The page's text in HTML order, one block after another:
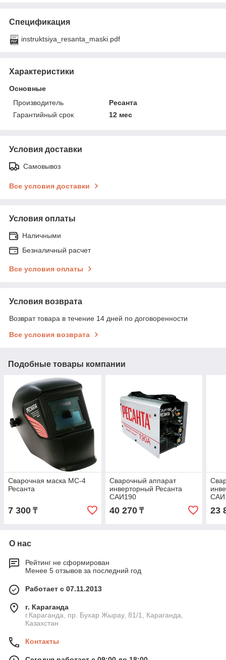
Спецификация
instruktsiya_resanta_maski.pdf
Характеристики
Основные
Производитель
Ресанта
Гарантийный срок
12 мес
Условия доставки
Самовывоз
Все условия доставки
Условия оплаты
Наличными
Безналичный расчет
Все условия оплаты
Условия возврата
Возврат товара в течение 14 дней по договоренности
Все условия возврата
Подобные товары компании
Сварочная маска МС-4
Ресанта
7 300 ₸
Сварочный аппарат
инверторный Ресанта
САИ190
40 270₸ 23
О нас
Рейтинг не сформирован
Менее 5 отзывов за последний год
Работает с 07.11.2013
г. Караганда
г.Караганда, пр. Бухар Жырау, 81/1, Караганда,
Казахстан
Контакты